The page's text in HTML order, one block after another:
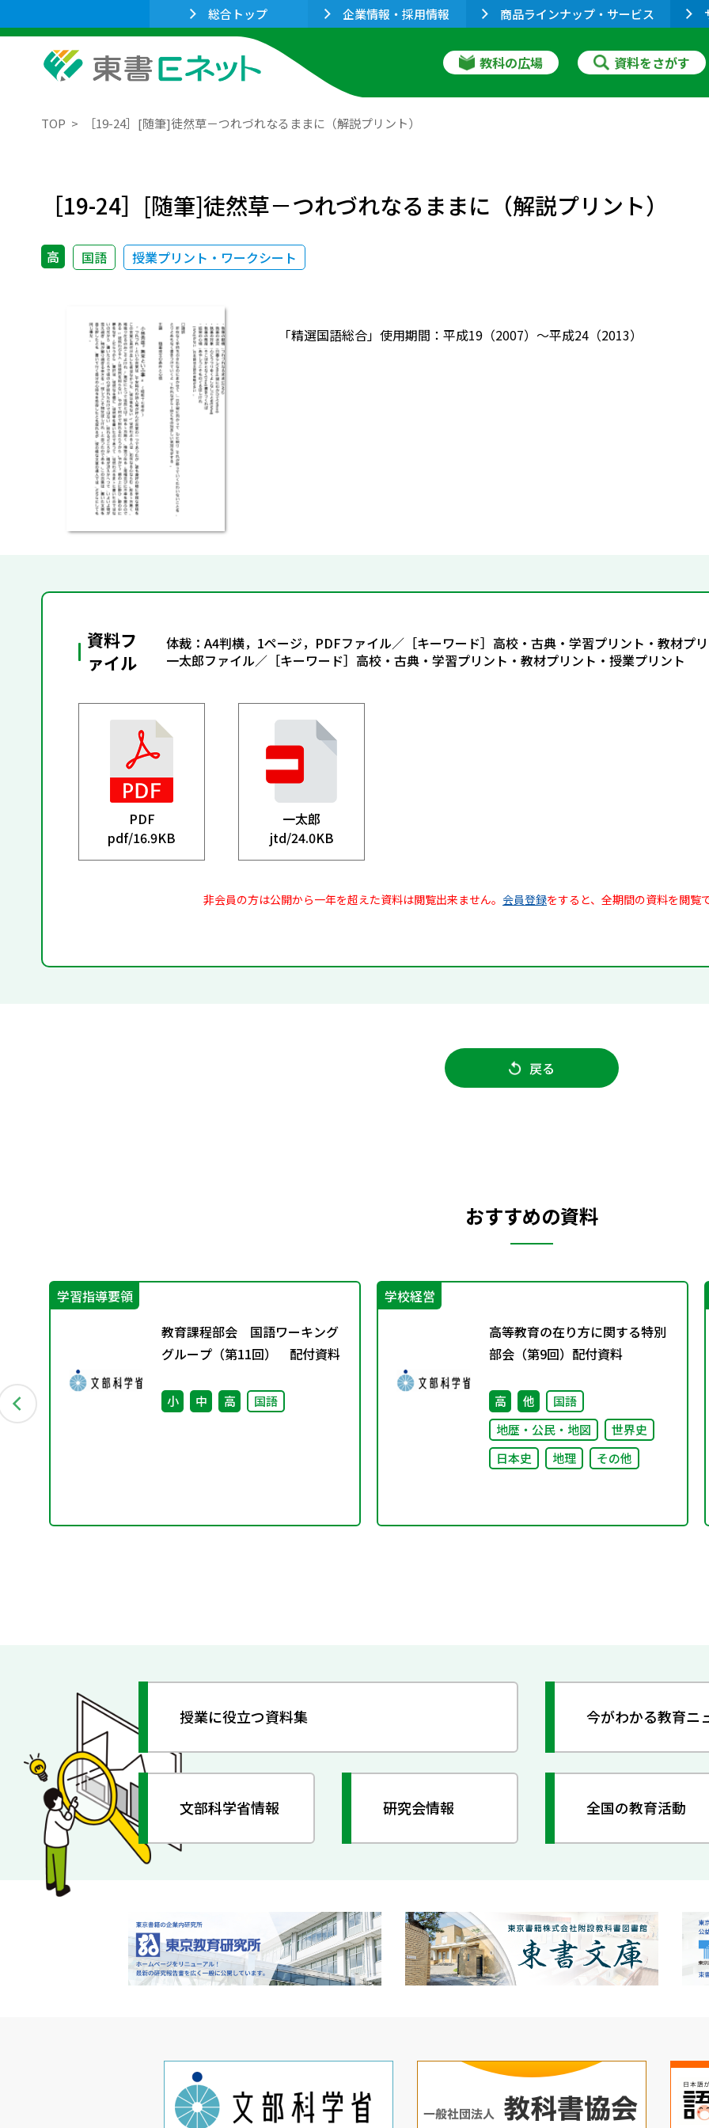
総合トップ 企業情報・採用情報 商品ラインナップ・サービス
教科の広場 資料をさがす
TOP ［19-24］[随筆]徒然草－つれづれなるままに（解説プリント）
［19-24］[随筆]徒然草－つれづれなるままに（解説プリント）
高 国語 授業プリント・ワークシート
「精選国語総合」使用期間：平成19（2007）～平成24（2013）
資料フ
ァイル
体裁：A4判横，1ページ，PDFファイル／［キーワード］高校・古典・学習プリント・教材プ
一太郎ファイル／［キーワード］高校・古典・学習プリント・教材プリント・授業プリント
PDF
pdf/16.9KB
一太郎
jtd/24.0KB
非会員の方は公開から一年を超えた資料は閲覧出来ません。 会員登録をすると、全期間の資料を閲覧
戻る
おすすめの資料
学習指導要領
教育課程部会 国語ワーキング
グループ（第11回） 配付資料
小 中 高 国語
学校経営
高等教育の在り方に関する特別
部会（第9回）配付資料
高 他
国語
地歴・公民・地図
世界史
日本史
地理 その他
授業に役立つ資料集 今がわかる教育ニ
文部科学省情報 研究会情報 全国の教育活動